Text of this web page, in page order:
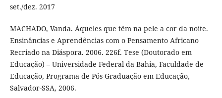
set./dez. 2017
MACHADO, Vanda. Àqueles que têm na pele a cor da noite.
Ensinâncias e Aprendências com o Pensamento Africano
Recriado na Diáspora. 2006. 226f. Tese (Doutorado em
Educação) – Universidade Federal da Bahia, Faculdade de
Educação, Programa de Pós-Graduação em Educação,
Salvador-SSA, 2006.